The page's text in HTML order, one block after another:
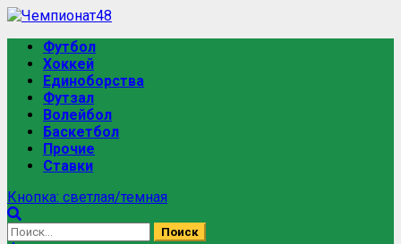
Футбол
Хоккей
Единоборства
Футзал
Волейбол
Баскетбол
Прочие
Ставки
Кнопка: светлая/темная